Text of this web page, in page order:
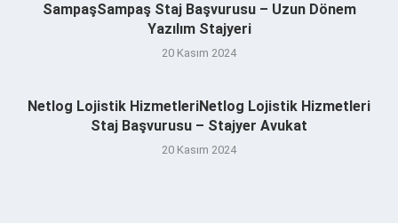
SampaşSampaş Staj Başvurusu – Uzun Dönem
Yazılım Stajyeri
20 Kasım 2024
Netlog Lojistik HizmetleriNetlog Lojistik Hizmetleri
Staj Başvurusu – Stajyer Avukat
20 Kasım 2024